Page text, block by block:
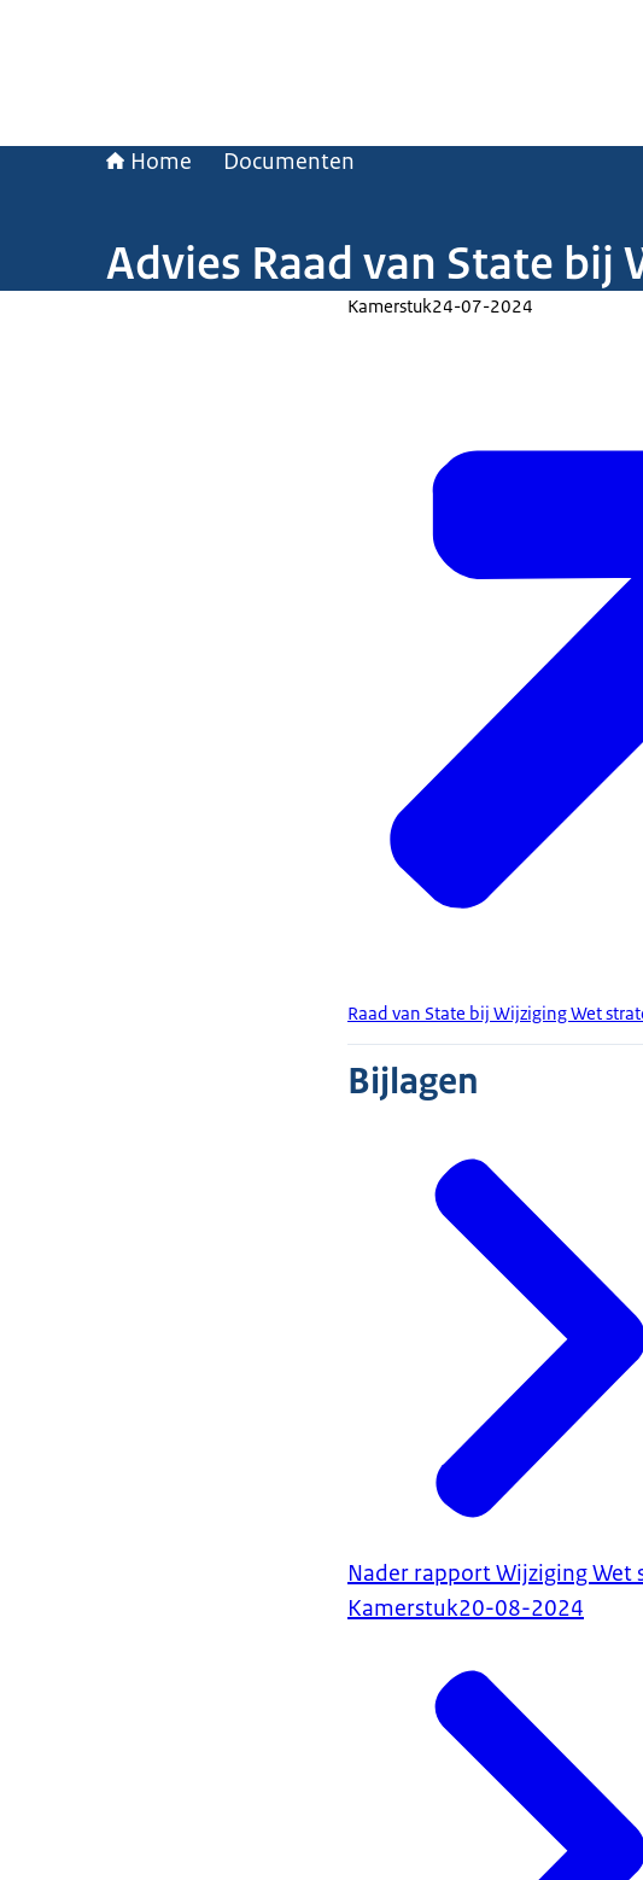
Home Documenten
Advies Raad van State
Kamerstuk24-07-2024
Raad van State bij Wijziging Wet
Bijlagen
Nader rapport Wijziging Wet
Kamerstuk20-08-2024